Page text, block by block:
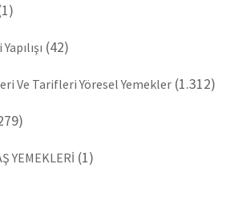
(42)
Ve Tarifleri Yöresel Yemekler (1.312)
YEMEKLERİ (1)